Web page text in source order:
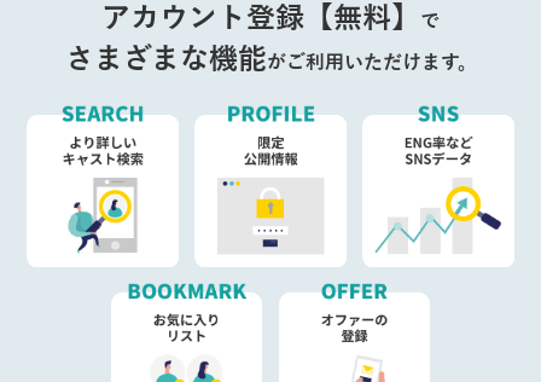
アカウント登録【無料】 で
さまざまな機能がご利用いただけます。